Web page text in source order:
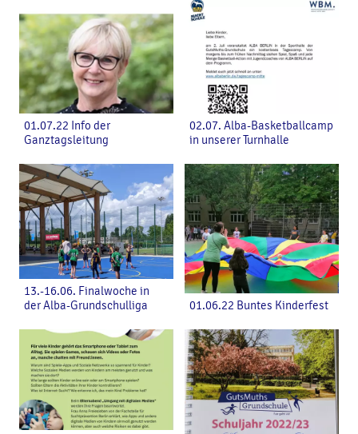
01.07.22 Info der
Ganztagsleitung
02.07. Alba-Basketballcamp
in unserer Turnhalle
13.-16.06. Finalwoche in
der Alba-Grundschulliga
01.06.22 Buntes Kinderfest